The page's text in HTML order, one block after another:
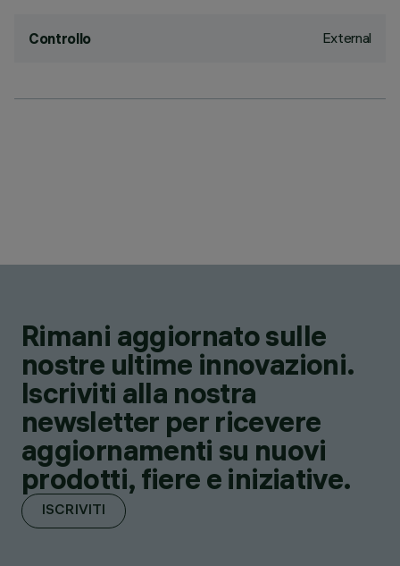
Controllo External
Rimani aggiornato sulle
nostre ultime innovazioni.
Iscriviti alla nostra
newsletter per ricevere
aggiornamenti su nuovi
prodotti, fiere e iniziative.
ISCRIVITI